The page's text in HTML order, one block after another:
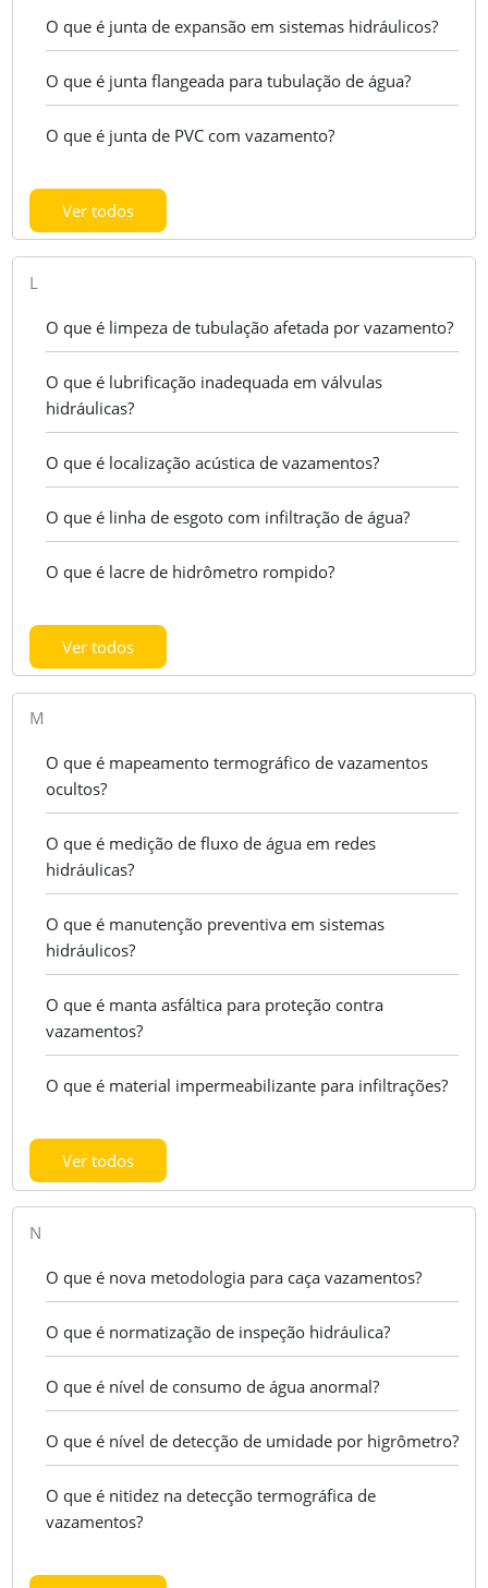
O que é junta de expansão em sistemas hidráulicos?
O que é junta flangeada para tubulação de água?
O que é junta de PVC com vazamento?
Ver todos
L
O que é limpeza de tubulação afetada por vazamento?
O que é lubrificação inadequada em válvulas
hidráulicas?
O que é localização acústica de vazamentos?
O que é linha de esgoto com infiltração de água?
O que é lacre de hidrômetro rompido?
Ver todos
M
O que é mapeamento termográfico de vazamentos
ocultos?
O que é medição de fluxo de água em redes
hidráulicas?
O que é manutenção preventiva em sistemas
hidráulicos?
O que é manta asfáltica para proteção contra
vazamentos?
O que é material impermeabilizante para infiltrações?
Ver todos
N
O que é nova metodologia para caça vazamentos?
O que é normatização de inspeção hidráulica?
O que é nível de consumo de água anormal?
O que é nível de detecção de umidade por higrômetro?
O que é nitidez na detecção termográfica de
vazamentos?